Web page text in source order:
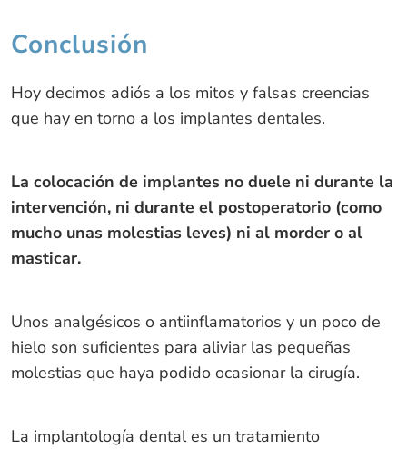
Conclusión
Hoy decimos adiós a los mitos y falsas creencias
que hay en torno a los implantes dentales.
La colocación de implantes no duele ni durante la
intervención, ni durante el postoperatorio (como
mucho unas molestias leves) ni al morder o al
masticar.
Unos analgésicos o antiinflamatorios y un poco de
hielo son suficientes para aliviar las pequeñas
molestias que haya podido ocasionar la cirugía.
La implantología dental es un tratamiento